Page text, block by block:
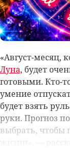
«Август-месяц,
Луна, будет
готовыми. Кто-
умение
будет взять
руки. Прогноз
выбрать, чтобы